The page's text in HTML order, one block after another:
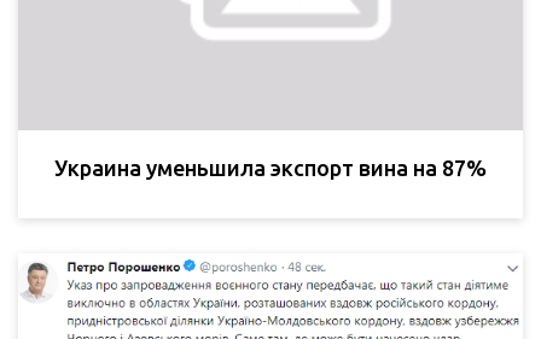
Украина уменьшила экспорт вина на 87%